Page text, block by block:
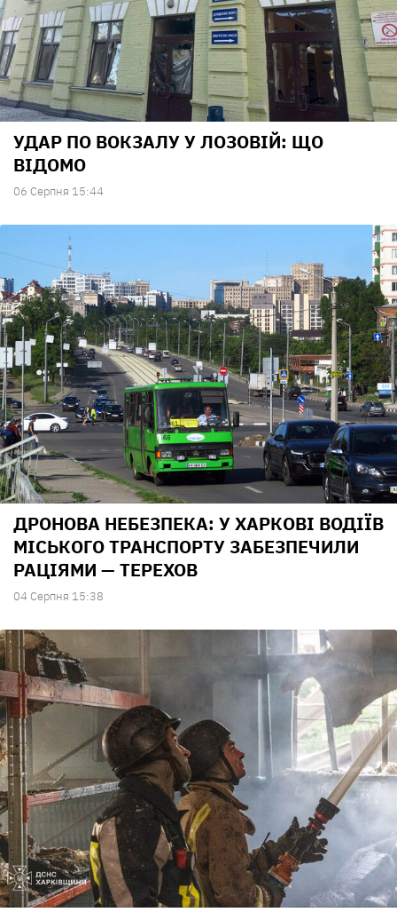
УДАР ПО ВОКЗАЛУ У ЛОЗОВІЙ: ЩО
ВІДОМО
06 Серпня 15:44
ДРОНОВА НЕБЕЗПЕКА: У ХАРКОВІ ВОДІЇВ
МІСЬКОГО ТРАНСПОРТУ ЗАБЕЗПЕЧИЛИ
РАЦІЯМИ — ТЕРЕХОВ
04 Серпня 15:38